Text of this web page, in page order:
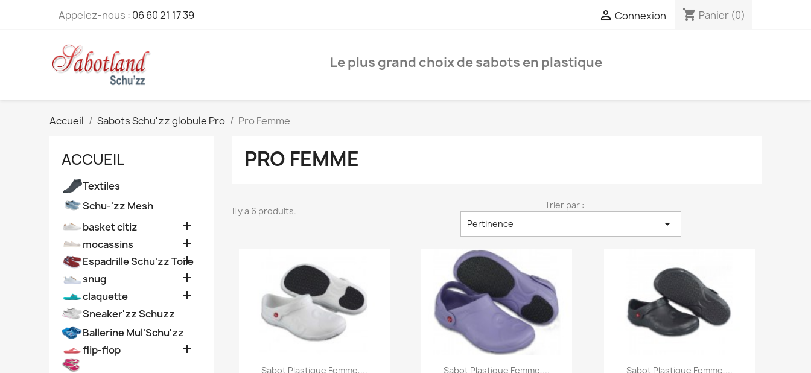
Appelez-nous : 06 60 21 17 39  Connexion shopping_cart Panier (0)
Le plus grand choix de sabots en plastique
Accueil Sabots Schu'zz globule Pro Pro Femme
ACCUEIL
Textiles
Schu-'zz Mesh
basket citiz

mocassins 
Espadrille Schu'zz Toile

snug 
claquette 
Sneaker'zz Schuzz
Ballerine Mul'Schu'zz
flip-flop

PRO FEMME
Il y a 6 produits.
Trier par :
Pertinence

Aperçu rapide
Sabot Plastique Femme,... Aperçu rapide
Sabot Plastique Femme,... Aperçu rapide
Sabot Plastique Femme,...